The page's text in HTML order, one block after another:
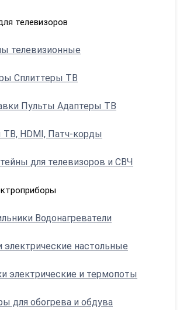
телевизоров
телевизионные
Сплиттеры ТВ
Пульты Адаптеры ТВ
HDMI, Патч-корды
для телевизоров и СВЧ
Водонагреватели
электрические настольные
электрические и термопоты
для обогрева и обдува